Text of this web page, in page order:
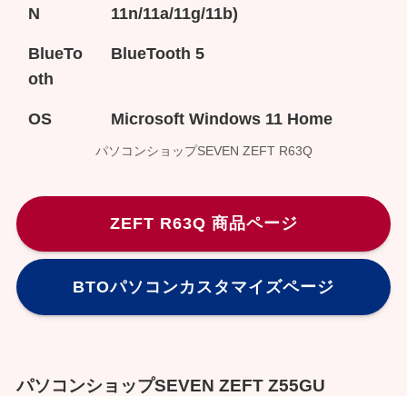
N
11n/11a/11g/11b)
BlueTo
oth
BlueTooth 5
OS Microsoft Windows 11 Home
パソコンショップSEVEN ZEFT R63Q
ZEFT R63Q 商品ページ
BTOパソコンカスタマイズページ
パソコンショップSEVEN ZEFT Z55GU